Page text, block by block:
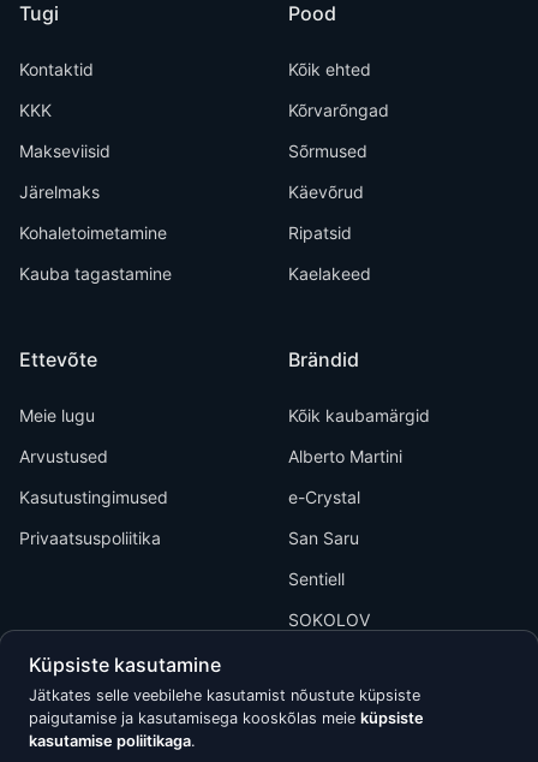
Tugi
Kontaktid
KKK
Makseviisid
Järelmaks
Kohaletoimetamine
Kauba tagastamine
Ettevõte
Meie lugu
Arvustused
Kasutustingimused
Privaatsuspoliitika
Pood
Kõik ehted
Kõrvarõngad
Sõrmused
Käevõrud
Ripatsid
Kaelakeed
Brändid
Kõik kaubamärgid
Alberto Martini
e-Crystal
San Saru
Sentiell
SOKOLOV
Küpsiste kasutamine
Jätkates selle veebilehe kasutamist nõustute küpsiste
paigutamise ja kasutamisega kooskõlas meie küpsiste
kasutamise poliitikaga.